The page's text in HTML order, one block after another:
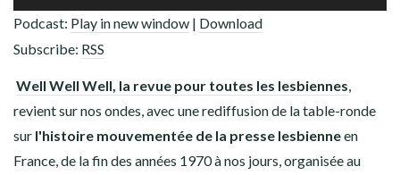
audio
Podcast: Play in new window | Download
Subscribe: RSS
Well Well Well, la revue pour toutes les lesbiennes,
revient sur nos ondes, avec une rediffusion de la table-ronde
sur l'histoire mouvementée de la presse lesbienneen
France, de la fin des années 1970 à nos jours, organisée au